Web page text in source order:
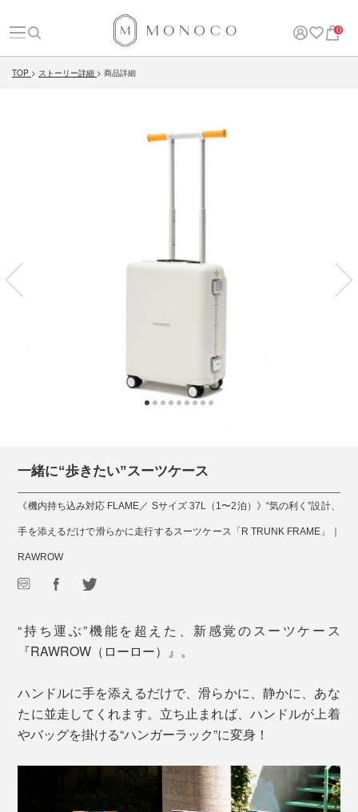
0
TOP ストーリー詳細 商品詳細
一緒に“歩きたい”スーツケース
《機内持ち込み対応 FLAME／ Sサイズ 37L（1〜2泊）》“気の利く”設計、
手を添えるだけで滑らかに走行するスーツケース「R TRUNK FRAME」｜
RAWROW
“持ち運ぶ”機能を超えた、新感覚のスーツケース
『RAWROW（ローロー）』。
ハンドルに手を添えるだけで、滑らかに、静かに、あな
たに並走してくれます。立ち止まれば、ハンドルが上着
やバッグを掛ける“ハンガーラック”に変身！